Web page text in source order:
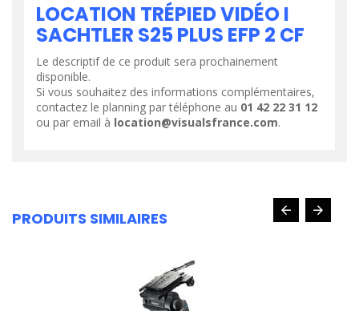
LOCATION TRÉPIED VIDÉO I
SACHTLER S25 PLUS EFP 2 CF
Le descriptif de ce produit sera prochainement
disponible.
Si vous souhaitez des informations complémentaires,
contactez le planning par téléphone au 01 42 22 31 12
ou par email à location@visualsfrance.com.
PRODUITS SIMILAIRES